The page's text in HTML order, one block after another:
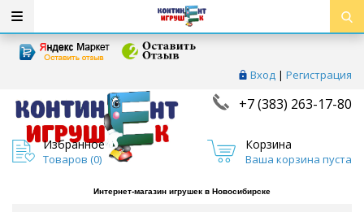
Вход | Регистрация
+7 (383) 263-17-80
Избранное
Товаров (0)
Корзина
Ваша корзина пуста
Интернет-магазин игрушек в Новосибирске